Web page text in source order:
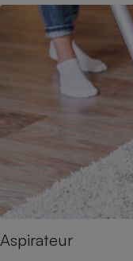
Aspirateur